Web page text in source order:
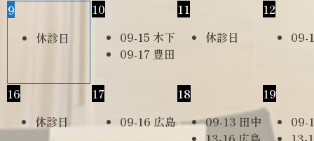
9
休診日
10
09-15 木下
09-17 豊田
11
休診日
12
09-
16
休診日
17
09-16 広島
18
09-13 田中
19
09-